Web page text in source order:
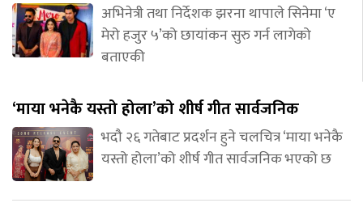
अभिनेत्री तथा निर्देशक झरना थापाले सिनेमा ‘ए
मेरो हजुर ५’को छायांकन सुरु गर्न लागेको
बताएकी
‘माया भनेकै यस्तो होला’को शीर्ष गीत सार्वजनिक
भदौ २६ गतेबाट प्रदर्शन हुने चलचित्र ‘माया भनेकै
यस्तो होला’को शीर्ष गीत सार्वजनिक भएको छ